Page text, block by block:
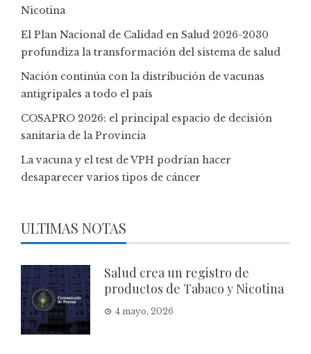
Nicotina
El Plan Nacional de Calidad en Salud 2026-2030
profundiza la transformación del sistema de salud
Nación continúa con la distribución de vacunas
antigripales a todo el país
COSAPRO 2026: el principal espacio de decisión
sanitaria de la Provincia
La vacuna y el test de VPH podrían hacer
desaparecer varios tipos de cáncer
ULTIMAS NOTAS
Salud crea un registro de
productos de Tabaco y Nicotina
4 mayo, 2026